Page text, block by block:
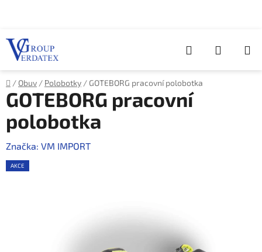
Hledat
KOŠÍK
Domů
/ Obuv / Polobotky / GOTEBORG pracovní polobotka
GOTEBORG pracovní
polobotka
Značka: VM IMPORT
AKCE